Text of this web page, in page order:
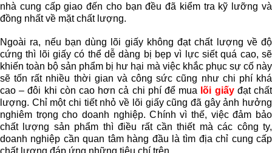
nhà cung cấp giao đến cho bạn đều đã kiểm tra kỹ lưỡng và
đồng nhất về mặt chất lượng.
Ngoài ra, nếu bạn dùng lõi giấy không đạt chất lượng về độ
cứng thì lõi giấy có thể dễ dàng bị bẹp vì lực siết quá cao, sẽ
khiến toàn bộ sản phẩm bị hư hại mà việc khắc phục sự cố này
sẽ tốn rất nhiều thời gian và công sức cũng như chi phí khá
cao – đôi khi còn cao hơn cả chi phí để mua lõi giấyđạt chất
lượng. Chỉ một chi tiết nhỏ về lõi giấy cũng đã gây ảnh hưởng
nghiêm trọng cho doanh nghiệp. Chính vì thế, việc đảm bảo
chất lượng sản phẩm thì điều rất cần thiết mà các công ty,
doanh nghiệp cần quan tâm hàng đầu là tìm địa chỉ cung cấp
chất lượng đáp ứng những tiêu chí trên.